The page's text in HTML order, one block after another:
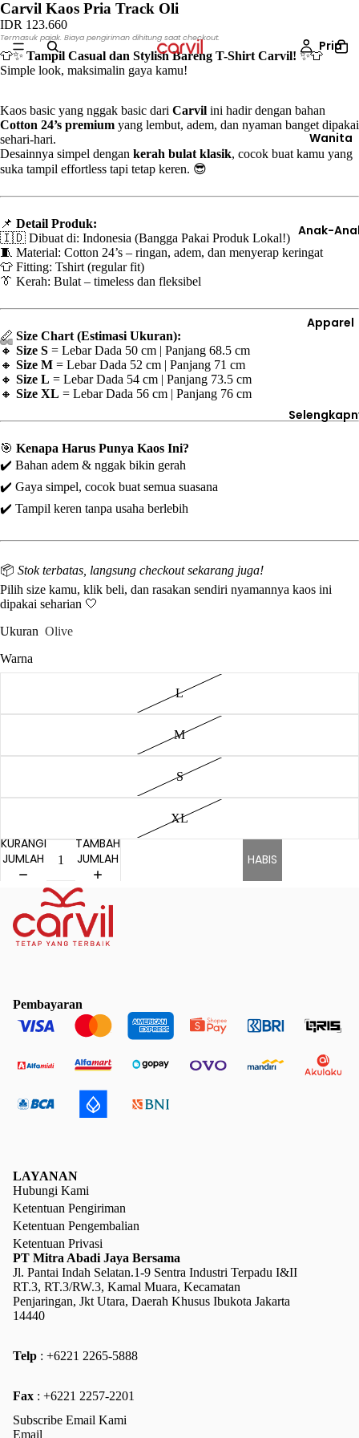
Pria
Wanita
Anak-
Apparel
Carvil Kaos Pria Track Oli
IDR 123.660
Termasuk pajak. Biaya pengiriman dihitung saat checkout.
👕✨ Tampil Casual dan Stylish Bareng T-Shirt Carvil! ✨👕
Simple look, maksimalin gaya kamu!
Kaos basic yang nggak basic dari Carvil ini hadir dengan bahan
Cotton 24’s premium yang lembut, adem, dan nyaman banget dipakai
sehari-hari.
Desainnya simpel dengan kerah bulat klasik, cocok buat kamu yang
suka tampil effortless tapi tetap keren. 😎
📌 Detail Produk:
🇮🇩 Dibuat di: Indonesia (Bangga Pakai Produk Lokal!)
🧵 Material: Cotton 24’s – ringan, adem, dan menyerap keringat
👕 Fitting: Tshirt (regular fit)
👔 Kerah: Bulat – timeless dan fleksibel
📏 Size Chart (Estimasi Ukuran):
🔸 Size S = Lebar Dada 50 cm | Panjang 68.5 cm
🔸 Size M = Lebar Dada 52 cm | Panjang 71 cm
🔸 Size L = Lebar Dada 54 cm | Panjang 73.5 cm
🔸 Size XL = Lebar Dada 56 cm | Panjang 76 cm
🎯 Kenapa Harus Punya Kaos Ini?
✔️ Bahan adem & nggak bikin gerah
✔️ Gaya simpel, cocok buat semua suasana
✔️ Tampil keren tanpa usaha berlebih
📦 Stok terbatas, langsung checkout sekarang juga!
Pilih size kamu, klik beli, dan rasakan sendiri nyamannya kaos ini
dipakai seharian 🤍
Ukuran Olive
Warna
L
M
S
XL
KURANGI
JUMLAH
TAMBAH
JUMLAH
HABIS
Pembayaran
LAYANAN
Hubungi Kami
Ketentuan Pengiriman
Ketentuan Pengembalian
Ketentuan Privasi
PT Mitra Abadi Jaya Bersama
Jl. Pantai Indah Selatan.1-9 Sentra Industri Terpadu I&II
RT.3, RT.3/RW.3, Kamal Muara, Kecamatan
Penjaringan, Jkt Utara, Daerah Khusus Ibukota Jakarta
14440
Telp : +6221 2265-5888
Fax : +6221 2257-2201
Subscribe Email Kami
Email